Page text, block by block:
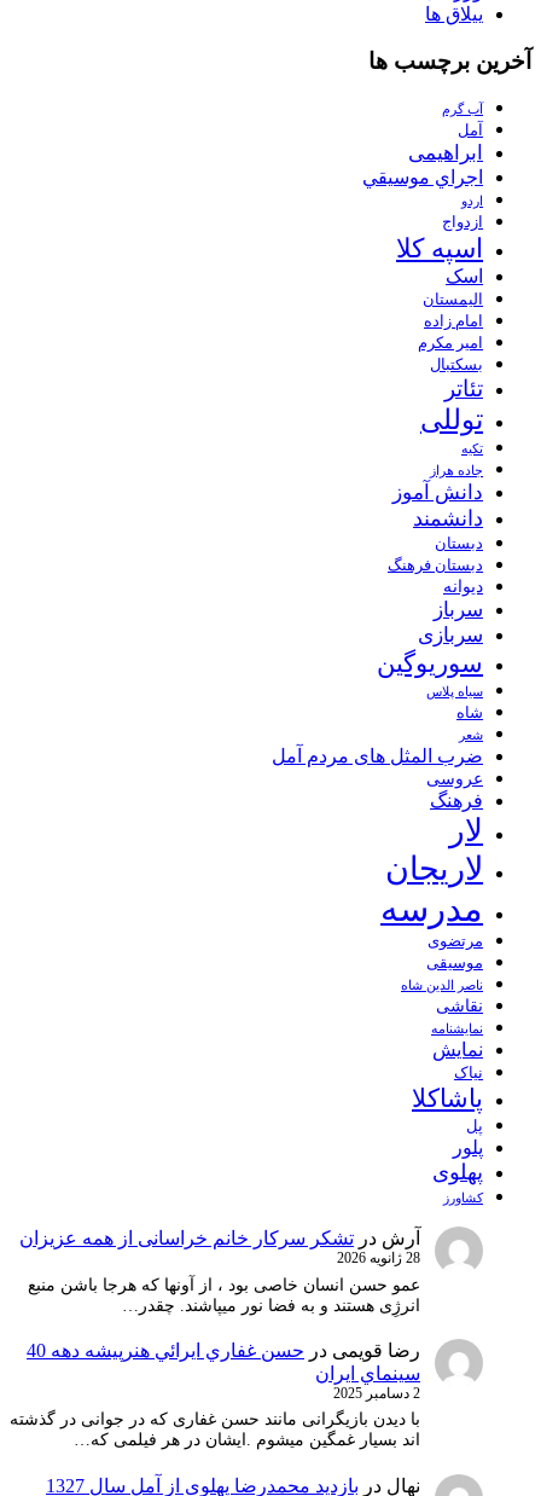
ییلاق ها
آخرین برچسب ها
آب گرم
آمل
ابراهیمی
اجراي موسيقي
اردو
ازدواج
اسپه کلا
اسک
الیمستان
امام زاده
امیر مکرم
بسکتبال
تئاتر
توللی
تکیه
جاده هراز
دانش آموز
دانشمند
دبستان
دبستان فرهنگ
دیوانه
سرباز
سربازی
سوریوگین
سیاه پلاس
شاه
شعر
ضرب المثل های مردم آمل
عروسی
فرهنگ
لار
لاریجان
مدرسه
مرتضوی
موسیقی
ناصر الدین شاه
نقاشی
نمايشنامه
نمایش
نیاک
پاشاکلا
پل
پلور
پهلوی
کشاورز
آرش در تشکر سرکار خانم خراسانی از همه عزیزان
28 ژانویه 2026
عمو حسن انسان خاصی بود ، از آونها که هرجا باشن منبع
انرژِی هستند و به فضا نور میپاشند. چقدر…
رضا قویمی در
حسن غفاري ايرائي هنرپيشه دهه 40
سينماي ايران
2 دسامبر 2025
با دیدن بازیگرانی مانند حسن غفاری که در جوانی در گذشته
اند بسیار غمگین میشوم .ایشان در هر فیلمی که…
نهال در بازدید محمدرضا پهلوی از آمل سال 1327